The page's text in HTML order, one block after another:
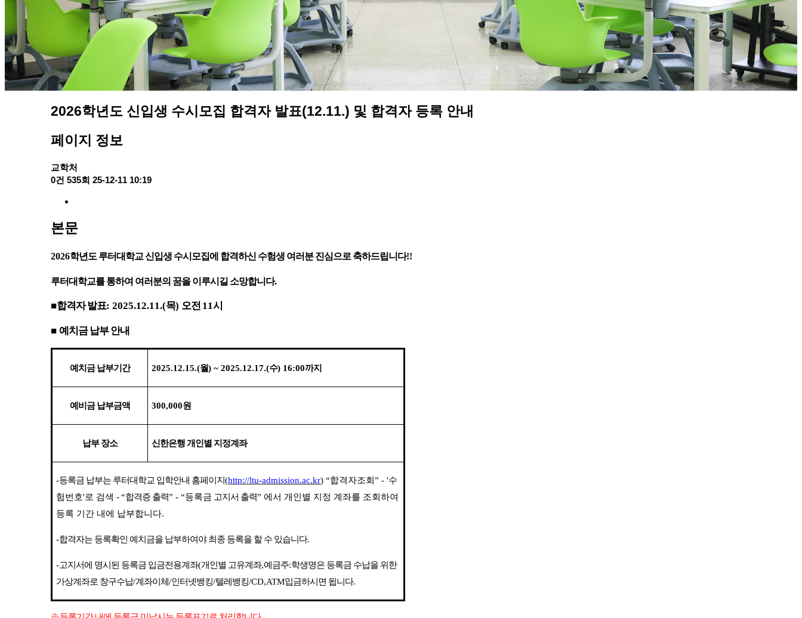
2026학년도 신입생 수시모집 합격자 발표(12.11.) 및 합격자 등록 안내
페이지 정보
교학처
0건 535회 25-12-11 10:19
본문
2026학년도 루터대학교 신입생 수시모집에 합격하신 수험생 여러분 진심으로 축하드립니다!!
루터대학교를 통하여 여러분의 꿈을 이루시길 소망합니다.
■합격자 발표: 2025.12.11.(목) 오전 11시
■ 예치금 납부 안내
예치금 납부기간 2025.12.15.(월) ~ 2025.12.17.(수) 16:00까지
예비금 납부금액 300,000원
납부 장소 신한은행 개인별 지정계좌
-등록금 납부는 루터대학교 입학안내 홈페이지(http://ltu-admission.ac.kr)“합격자조회” - '수
험번호'로 검색 - “합격증 출력” - “등록금 고지서 출력”에서 개인별 지정 계좌를 조회하여
등록 기간 내에 납부합니다.
-합격자는 등록확인 예치금을 납부하여야 최종 등록을 할 수 있습니다.
-고지서에 명시된 등록금 입금전용계좌(개인별 고유계좌,예금주:학생명은 등록금 수납을 위한
가상계좌로 창구수납/계좌이체/인터넷뱅킹/텔레뱅킹/CD,ATM입금하시면 됩니다.